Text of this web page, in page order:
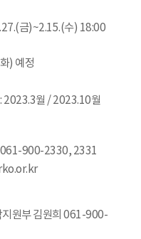
금)~2.15.(수) 18:00
) 예정
2023.3월 / 2023.10월
061-900-2330, 2331
원부 김원희 061-900-